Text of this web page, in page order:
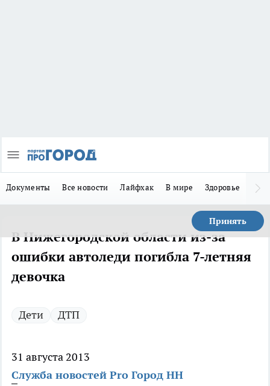
Документы Все новости Лайфхак В мире Здоровье
Принять
В Нижегородской области из-за
ошибки автоледи погибла 7-летняя
девочка
Дети ДТП
31 августа 2013
Служба новостей Pro Город НН